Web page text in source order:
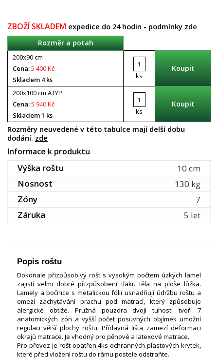
ZBOŽÍ SKLADEM expedice do 24 hodin - podmínky zde
Rozměr a potah
200x90 cm
Cena:5 400 Kč
Skladem 4 ks
ks
200x100 cm ATYP
Cena:5 940 Kč
Skladem 1 ks
ks
Rozměry neuvedené v této tabulce mají delší dobu
dodání. zde
Informace k produktu
Výška roštu
10 cm
Nosnost
130 kg
Zóny
7
Záruka
5 let
Popis roštu
Dokonale přizpůsobivý rošt s vysokým počtem úzkých lamel
zajistí velmi dobré přizpůsobení tlaku těla na ploše lůžka.
Lamely a bočnice s metalickou fólii usnadňují údržbu roštu a
omezí zachytávání prachu pod matrací, který způsobuje
alergické obtíže. Pružná pouzdra dvojí tuhosti tvoří 7
anatomických zón a vyšší počet posuvných objímek umožní
regulaci větší plochy roštu. Přídavná lišta zamezí deformaci
okrajů matrace. Je vhodný pro pěnové a latexové matrace.
Pro převoz je rošt opatřen 4ks ochranných plastových krytek,
které před vložení roštu do rámu postele odstraňte.